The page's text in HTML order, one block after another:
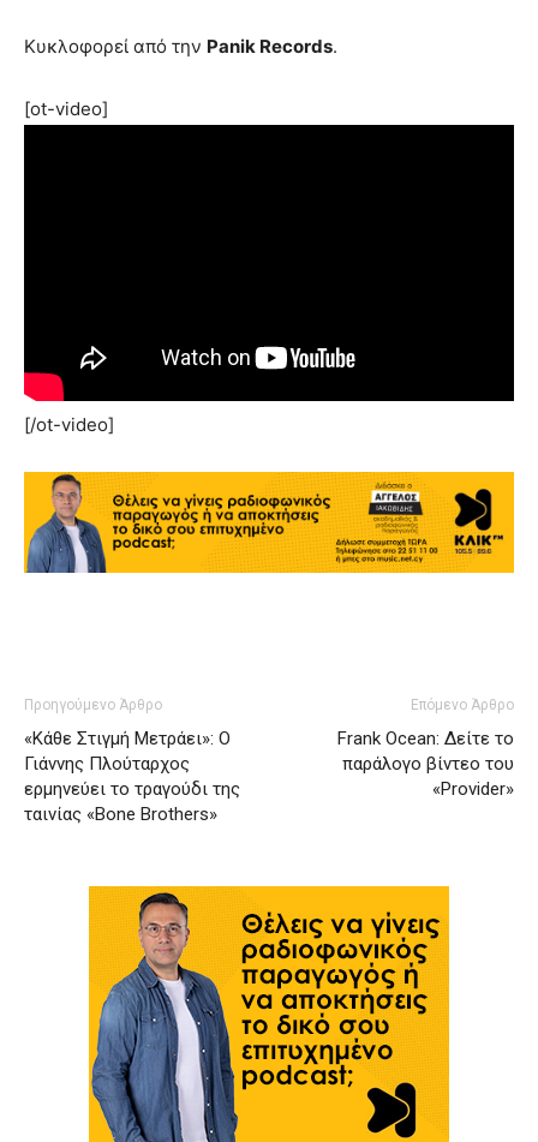
Κυκλοφορεί από την Panik Records.
[ot-video]
[/ot-video]
Προηγούμενο Άρθρο
«Κάθε Στιγμή Μετράει»: Ο
Γιάννης Πλούταρχος
ερμηνεύει το τραγούδι της
ταινίας «Bone Brothers»
Επόμενο Άρθρο
Frank Ocean: Δείτε το
παράλογο βίντεο του
«Provider»